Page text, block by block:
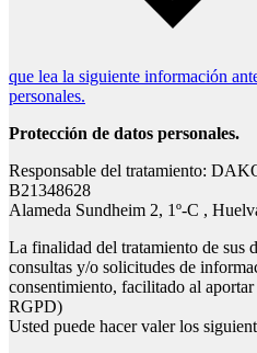
que lea la siguiente información
personales.
Protección de datos personales.
Responsable del tratamiento:
B21348628
Alameda Sundheim 2, 1º-C ,
La finalidad del tratamiento de sus
consultas y/o solicitudes de
consentimiento, facilitado al
RGPD)
Usted puede hacer valer los